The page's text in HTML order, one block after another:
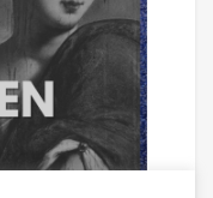
Dussek,